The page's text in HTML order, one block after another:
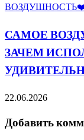
САМОЕ
ЗАЧЕМ
22.06.2026
Добавить